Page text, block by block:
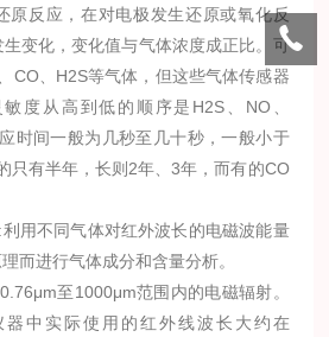
原反应，在对电极发生还原或氧化反
变化，变化值与气体浓度成正比。可
CO、H2S等气体，但这些气体传感器
度从高到低的顺序是H2S、NO、
时间一般为几秒至几十秒，一般小于
只有半年，长则2年、3年，而有的CO
用不同气体对红外波长的电磁波能量
而进行气体成分和含量分析。
至1000μm范围内的电磁辐射。
中实际使用的红外线波长大约在